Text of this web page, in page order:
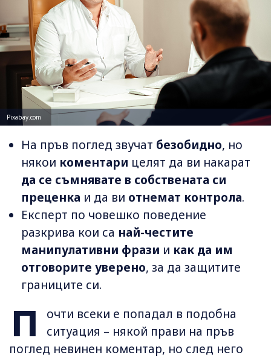
Pixabay.com
На пръв поглед звучат безобидно, но
някои коментари целят да ви накарат
да се съмнявате в собствената си
преценка и да ви отнемат контрола.
Експерт по човешко поведение
разкрива кои са най-честите
манипулативни фрази и как да им
отговорите уверено, за да защитите
границите си.
П
очти всеки е попадал в подобна
ситуация – някой прави на пръв
поглед невинен коментар, но след него